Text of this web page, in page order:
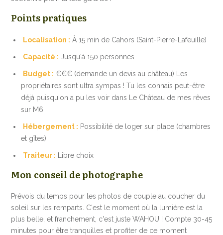
Points pratiques
Localisation : À 15 min de Cahors (Saint-Pierre-Lafeuille)
Capacité : Jusqu'à 150 personnes
Budget : €€€ (demande un devis au château) Les
propriétaires sont ultra sympas ! Tu les connais peut-être
déjà puisqu'on a pu les voir dans Le Château de mes rêves
sur M6
Hébergement : Possibilité de loger sur place (chambres
et gîtes)
Traiteur : Libre choix
Mon conseil de photographe
Prévois du temps pour les photos de couple au coucher du
soleil sur les remparts. C'est le moment où la lumière est la
plus belle, et franchement, c'est juste WAHOU ! Compte 30-45
minutes pour être tranquilles et profiter de ce moment